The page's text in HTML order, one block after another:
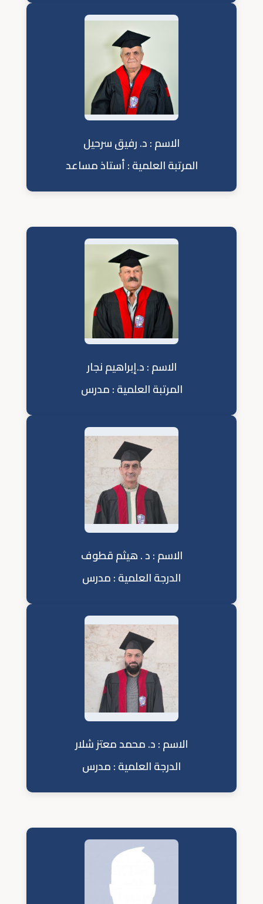
الاسم : د. رفيق سرحيل
المرتبة العلمية : أستاذ مساعد
الاسم : د.إبراهيم نجار
المرتبة العلمية : مدرس
الاسم : د . هيثم قطوف
الدرجة العلمية : مدرس
الاسم : د. محمد معتز شلار
الدرجة العلمية : مدرس